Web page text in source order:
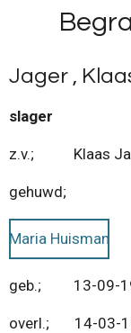
naar
de
hoofdinhoud
Jager ,
slager
z.v.; Klaas
gehuwd;
Maria Huisman
geb.; 13-09-
overl.; 14-03-